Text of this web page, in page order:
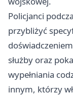
Policjanci
przybliżyć
służby oraz
wypełniania
innym, którzy